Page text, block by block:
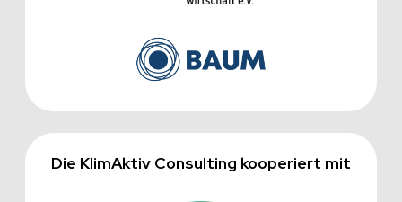
Die KlimAktiv Consulting kooperiert mit